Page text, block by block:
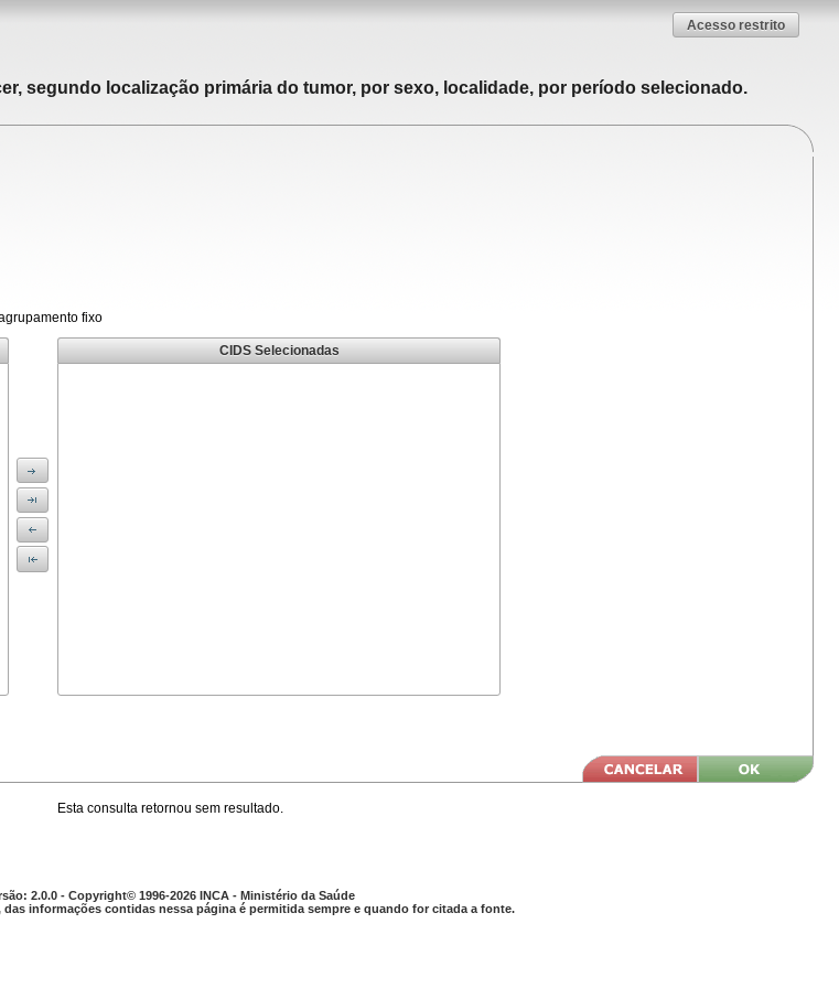
Acesso restrito
segundo localização primária do tumor, por sexo, localidade, por período selecionado.
fixo
CIDS Selecionadas
Esta consulta retornou sem resultado.
2.0.0 - Copyright© 1996-2026 INCA - Ministério da Saúde
informações contidas nessa página é permitida sempre e quando for citada a fonte.